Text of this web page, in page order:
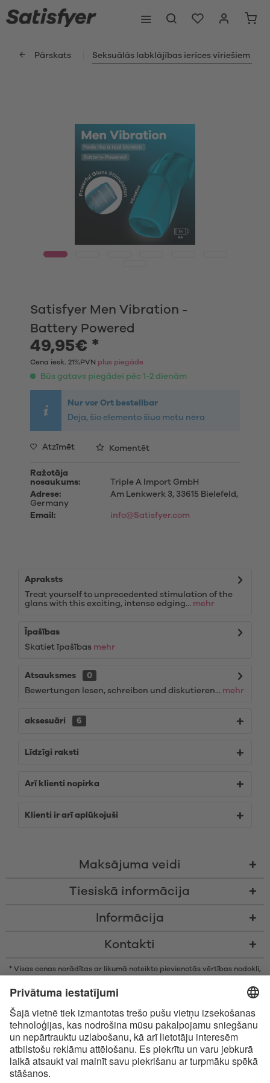
Pārskats Seksuālās labklājības ierīces vīriešiem
Satisfyer Men Vibration -
Battery Powered
49,95€ *
Cena iesk. 21%PVN plus piegāde
Būs gatavs piegādei pēc 1-2 dienām
Nur vor Ort bestellbar
Deja, šio elemento šiuo metu nėra
Atzīmēt Komentēt
Ražotāja
nosaukums:
Triple A Import GmbH
Adrese:
Am Lenkwerk 3, 33615 Bielefeld,
Germany
Email:
info@Satisfyer.com
Apraksts
Treat yourself to unprecedented stimulation of the
glans with this exciting, intense edging... mehr
Īpašības
Skatiet īpašības mehr
Atsauksmes
0
Bewertungen lesen, schreiben und diskutieren... mehr
aksesuāri 6
Līdzīgi raksti
Arī klienti nopirka
Klienti ir arī aplūkojuši
Maksājuma veidi
Tiesiskā informācija
Informācija
Kontakti
* Visas cenas norādītas ar likumā noteikto pievienotās vērtības nodokli,
vien nav noteikts citādi
* Bluetooth® vārdiskā zīme un logotipi ir reģistrētas preču zīmes, kas
pieder Bluetooth SIG, Inc., un Satisfyer GmbH izmanto šīs zīmes saskaņā
ar licenci.
Apple, Apple logotips un Apple Watch ir Apple Inc., preču zīmes. Google
Play un Google Play logotips ir Google LLC preču zīmes.